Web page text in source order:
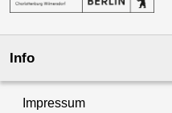
Info
Impressum